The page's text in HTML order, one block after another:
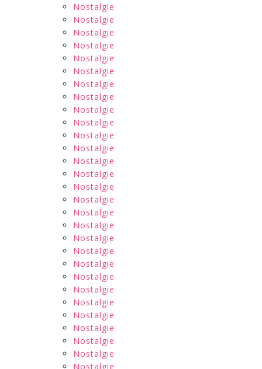
Nostalgie
Nostalgie
Nostalgie
Nostalgie
Nostalgie
Nostalgie
Nostalgie
Nostalgie
Nostalgie
Nostalgie
Nostalgie
Nostalgie
Nostalgie
Nostalgie
Nostalgie
Nostalgie
Nostalgie
Nostalgie
Nostalgie
Nostalgie
Nostalgie
Nostalgie
Nostalgie
Nostalgie
Nostalgie
Nostalgie
Nostalgie
Nostalgie
Nostalgie